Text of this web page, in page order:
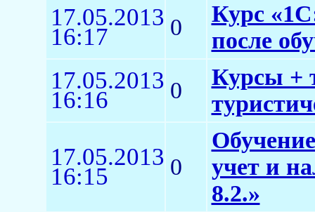
17.05.2013
16:17 0
Курс
после
17.05.2013
16:16 0
Курсы +
17.05.2013
16:15 0
учет и
8.2.»